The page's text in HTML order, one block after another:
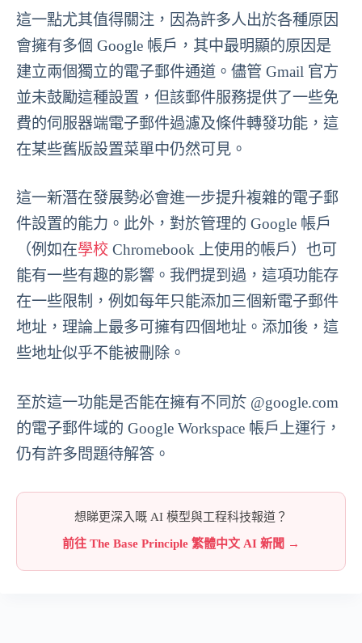
這一點尤其值得關注，因為許多人出於各種原因
會擁有多個 Google 帳戶，其中最明顯的原因是
建立兩個獨立的電子郵件通道。儘管 Gmail 官方
並未鼓勵這種設置，但該郵件服務提供了一些免
費的伺服器端電子郵件過濾及條件轉發功能，這
在某些舊版設置菜單中仍然可見。
這一新潛在發展勢必會進一步提升複雜的電子郵
件設置的能力。此外，對於管理的 Google 帳戶
（例如在學校 Chromebook 上使用的帳戶）也可
能有一些有趣的影響。我們提到過，這項功能存
在一些限制，例如每年只能添加三個新電子郵件
地址，理論上最多可擁有四個地址。添加後，這
些地址似乎不能被刪除。
至於這一功能是否能在擁有不同於 @google.com
的電子郵件域的 Google Workspace 帳戶上運行，
仍有許多問題待解答。
想睇更深入嘅 AI 模型與工程科技報道？
前往 The Base Principle 繁體中文 AI 新聞 →